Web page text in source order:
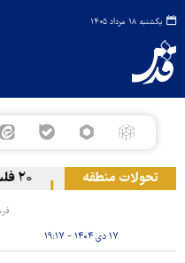
یکشنبه ۱۸ مرداد ۱۴۰۵
تحولات منطقه
حمله یمن به آرامکو ۲۰ فلسطینی در حملات صهیونیست‌ها و شهرک‌نشینان در کرانه باختری زخمی شدند
۱۷ دی ۱۴۰۴ - ۱۹:۱۷